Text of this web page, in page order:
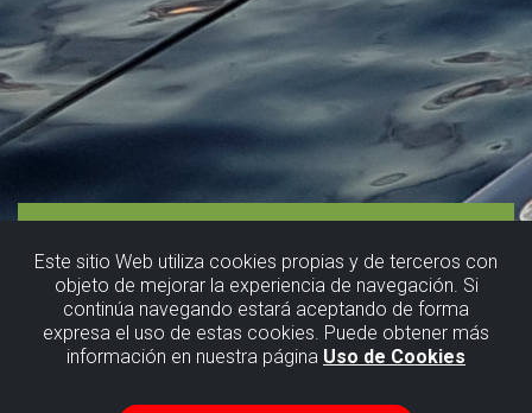
Este sitio Web utiliza cookies propias y de terceros con
objeto de mejorar la experiencia de navegación. Si
continúa navegando estará aceptando de forma
expresa el uso de estas cookies. Puede obtener más
información en nuestra página Uso de Cookies